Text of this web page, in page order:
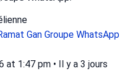
Gan Groupe WhatsApp
at 1:47 pm • Il y a 3 jours